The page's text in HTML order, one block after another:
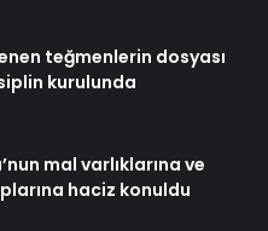
teğmenlerin dosyası
kurulunda
mal varlıklarına ve
haciz konuldu